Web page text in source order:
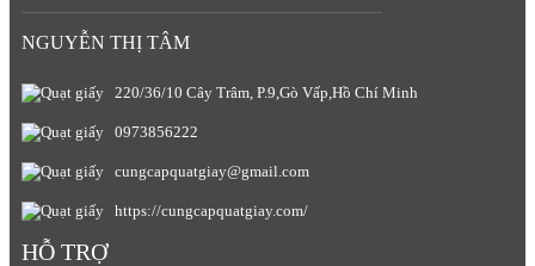
NGUYỄN THỊ TÂM
220/36/10 Cây Trâm, P.9,Gò Vấp,Hồ Chí Minh
0973856222
cungcapquatgiay@gmail.com
https://cungcapquatgiay.com/
HỖ TRỢ